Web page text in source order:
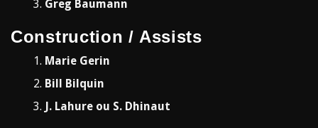
Greg Baumann
Construction / Assists
Marie Gerin
Bill Bilquin
J. Lahure ou S. Dhinaut